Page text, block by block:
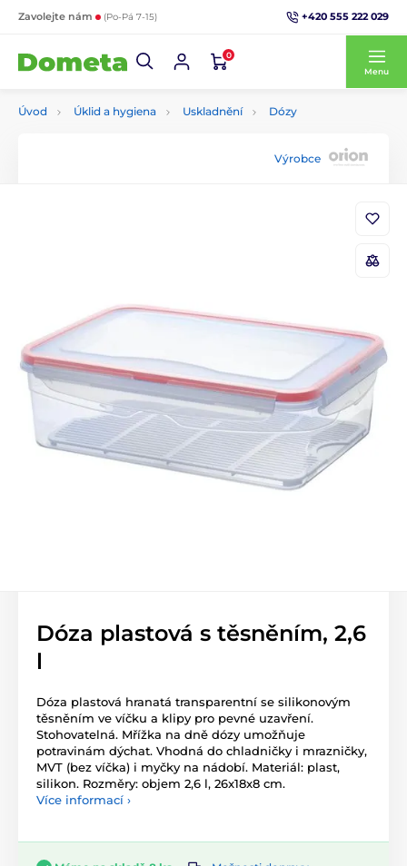
Zavolejte nám (Po-Pá 7-15) +420 555 222 029
0
Menu
Úvod Úklid a hygiena Uskladnění Dózy
Výrobce
Dóza plastová s těsněním, 2,6
l
Dóza plastová hranatá transparentní se silikonovým
těsněním ve víčku a klipy pro pevné uzavření.
Stohovatelná. Mřížka na dně dózy umožňuje
potravinám dýchat. Vhodná do chladničky i mrazničky,
MVT (bez víčka) i myčky na nádobí. Materiál: plast,
silikon. Rozměry: objem 2,6 l, 26x18x8 cm.
Více informací ›